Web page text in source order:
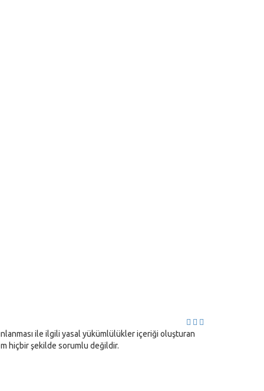
ile ilgili yasal yükümlülükler içeriği oluşturan
hiçbir şekilde sorumlu değildir.